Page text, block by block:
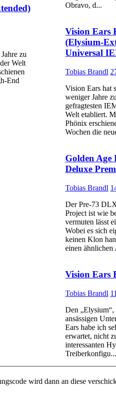
zu
Welt
End
Obravo, d...
Vision Ears
(Elysium-
Universal
Tobias Brandl
Vision Ears hat
weniger Jahre
gefragtesten
Welt etabliert.
Phönix
Wochen die
Golden Age
Deluxe
Tobias Brandl
Der Pre-73
Project ist wie
vermuten lässt
Wobei es sich
keinen Klon
einen ähnlichen
Vision Ears
Tobias Brandl
Den
ansässigen
Ears habe ich
erwartet, nicht
interessanten
Treiberkonfigu...
wird dann an diese